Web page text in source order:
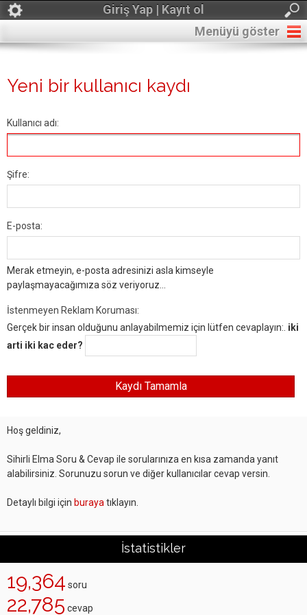
Giriş Yap | Kayıt ol
Menüyü göster
Yeni bir kullanıcı kaydı
Kullanıcı adı:
Şifre:
E-posta:
Merak etmeyin, e-posta adresinizi asla kimseyle
paylaşmayacağımıza söz veriyoruz...
İstenmeyen Reklam Koruması:
Gerçek bir insan olduğunu anlayabilmemiz için lütfen cevaplayın:. iki
arti iki kac eder?
Hoş geldiniz,
Sihirli Elma Soru & Cevap ile sorularınıza en kısa zamanda yanıt
alabilirsiniz. Sorunuzu sorun ve diğer kullanıcılar cevap versin.
Detaylı bilgi için buraya tıklayın.
İstatistikler
19,364 soru
22,785 cevap